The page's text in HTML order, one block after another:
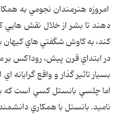
امروزه هنرمندان نجومي به
دهند تا بشر از خلال نقش
کند، به کاوش شگفتي هاي کيهان
در ابتداي قرن پيش، روداکس
بسيار تاثير گذار و واقع
اما چلسي بانستل کسي است که
ناميد. بانستل با همکاري